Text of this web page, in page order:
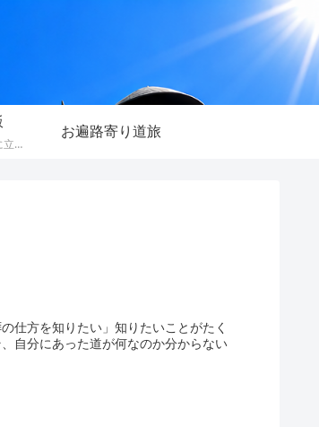
歩きお遍路の途中で実際に立ち寄った、1人でも入りやすいお店を紹介しています。料理の写真や動画とともに、お遍路ならではの目線で食事やお店の雰囲気をお伝えします。
お遍路寄り道旅
仕方を知りたい」知りたいことがたく
自分にあった道が何なのか分からない